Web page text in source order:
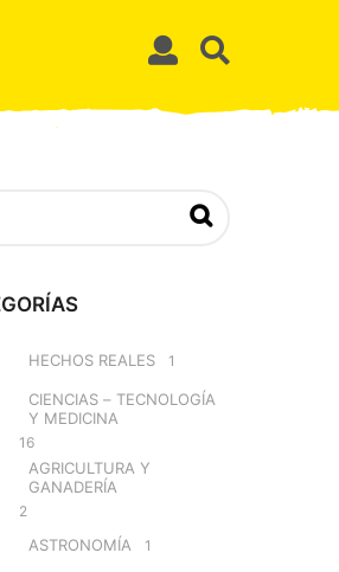
HECHOS REALES 1
CIENCIAS – TECNOLOGÍA
Y MEDICINA
16
AGRICULTURA Y
GANADERÍA
2
ASTRONOMÍA 1